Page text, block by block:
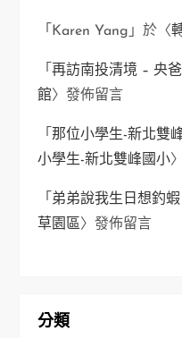
「 Karen Yang 」於〈
「再訪南投清境 – 央爸
館〉發佈留言
「 那位小學生-新北雙
小學生-新北雙峰國小
「 弟弟說我生日想釣
草園區〉發佈留言
分類